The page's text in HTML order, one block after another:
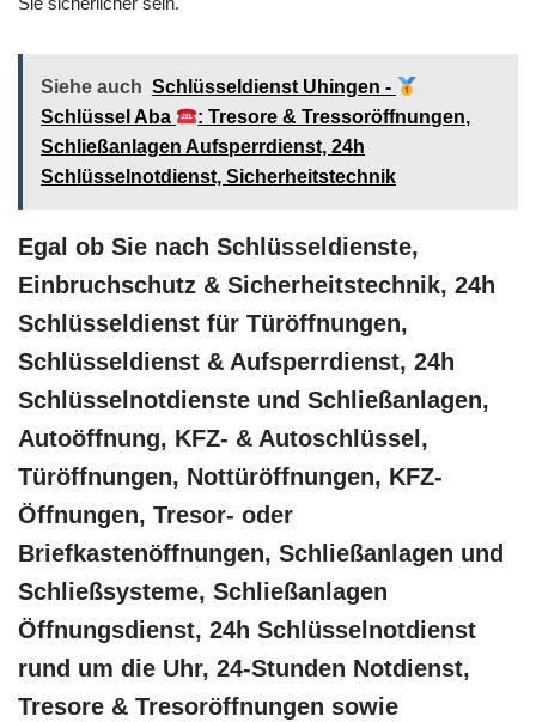
Siehe auch Schlüsseldienst Uhingen -
Schlüssel Aba
: Tresore & Tressoröffnungen,
Schließanlagen Aufsperrdienst, 24h
Schlüsselnotdienst, Sicherheitstechnik
Egal ob Sie nach Schlüsseldienste,
Einbruchschutz & Sicherheitstechnik, 24h
Schlüsseldienst für Türöffnungen,
Schlüsseldienst & Aufsperrdienst, 24h
Schlüsselnotdienste und Schließanlagen,
Autoöffnung, KFZ- & Autoschlüssel,
Türöffnungen, Nottüröffnungen, KFZ-
Öffnungen, Tresor- oder
Briefkastenöffnungen, Schließanlagen und
Schließsysteme, Schließanlagen
Öffnungsdienst, 24h Schlüsselnotdienst
rund um die Uhr, 24-Stunden Notdienst,
Tresore & Tresoröffnungen sowie